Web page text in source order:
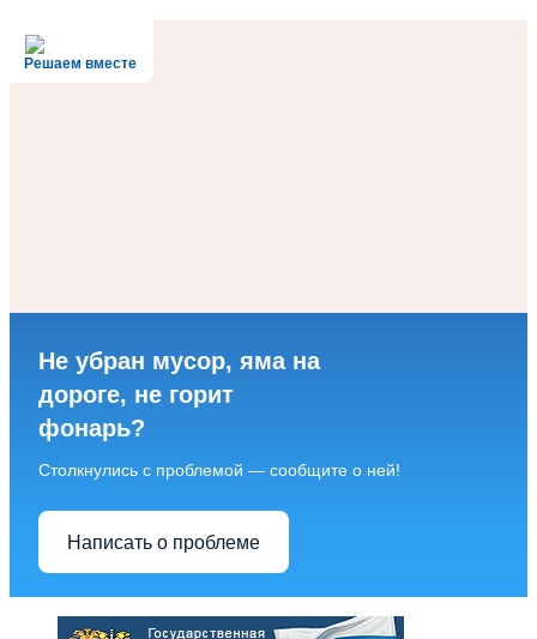
Решаем вместе
Не убран мусор, яма на
дороге, не горит
фонарь?
Столкнулись с проблемой — сообщите о ней!
Написать о проблеме